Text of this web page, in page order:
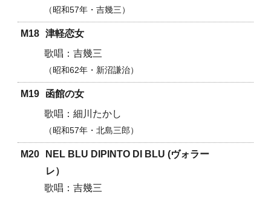
昭和57年・吉幾三
M18 津軽恋女
吉幾三
昭和62年・新沼謙治
M19
函館の女
細川たかし
昭和57年・北島三郎
M20
NEL BLU DIPINTO DI BLU (ヴォラー
レ）
吉幾三